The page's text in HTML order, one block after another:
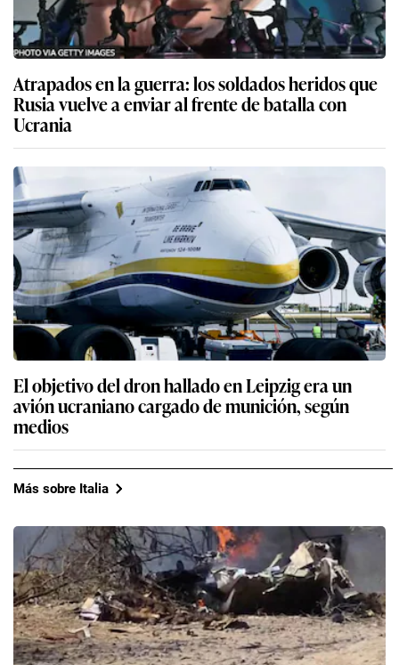
Atrapados en la guerra: los soldados heridos que
Rusia vuelve a enviar al frente de batalla con
Ucrania
El objetivo del dron hallado en Leipzig era un
avión ucraniano cargado de munición, según
medios
Más sobre Italia